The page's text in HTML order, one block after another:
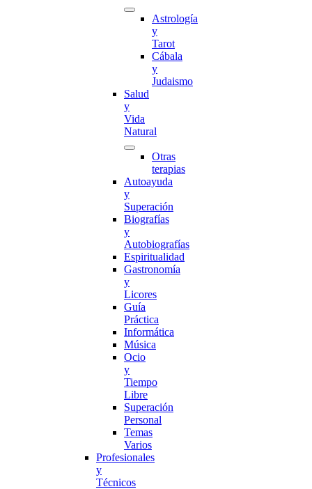
Astrología
y
Tarot
Cábala
y
Judaismo
Salud
y
Vida
Natural
Otras
terapias
Autoayuda
y
Superación
Biografías
y
Autobiografías
Espiritualidad
Gastronomía
y
Licores
Guía
Práctica
Informática
Música
Ocio
y
Tiempo
Libre
Superación
Personal
Temas
Varios
Profesionales
y
Técnicos